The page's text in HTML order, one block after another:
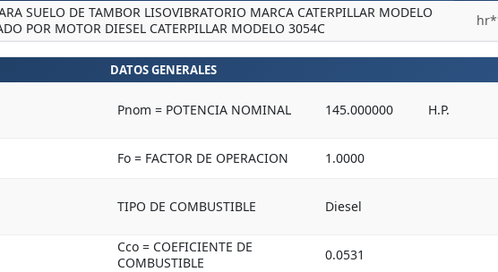
SUELO DE TAMBOR LISOVIBRATORIO MARCA CATERPILLAR MODELO
POR MOTOR DIESEL CATERPILLAR MODELO 3054C
DATOS GENERALES
Pnom = POTENCIA NOMINAL 145.000000 H.P.
Fo = FACTOR DE OPERACION
1.0000
TIPO DE COMBUSTIBLE Diesel
Cco = COEFICIENTE DE
COMBUSTIBLE
0.0531